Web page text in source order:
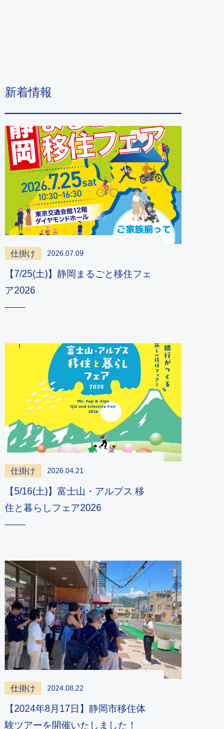
新着情報
仕掛け 2026.07.09
【7/25(土)】静岡まるごと移住フェ
ア2026
仕掛け 2026.04.21
【5/16(土)】富士山・アルプス 移
住と暮らしフェア2026
仕掛け 2024.08.22
【2024年8月17日】静岡市移住体
験ツアーを開催いたしました！